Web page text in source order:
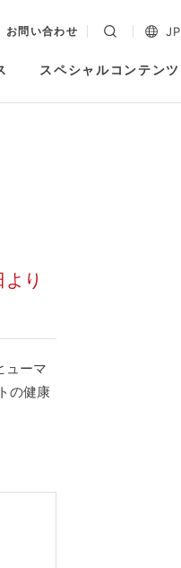
お問い合わせ JP
スペシャルコンテンツ
り
ューマ
の健康